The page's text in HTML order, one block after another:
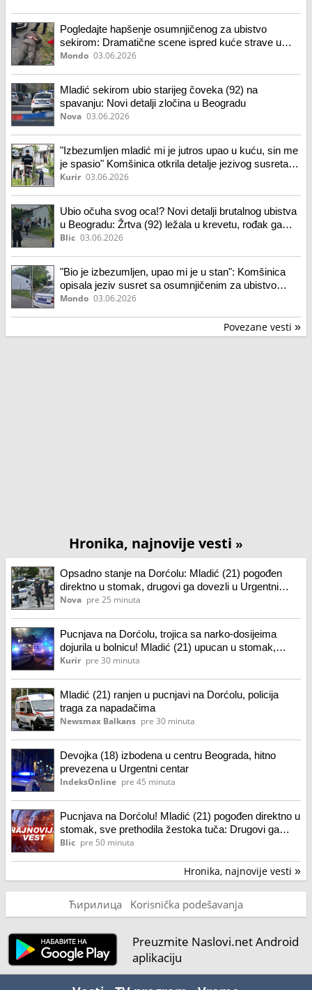
Pogledajte hapšenje osumnjičenog za ubistvo
sekirom: Dramatične scene ispred kuće strave u
centru Beograda (video)
Mondo 03.06.2026
Mladić sekirom ubio starijeg čoveka (92) na
spavanju: Novi detalji zločina u Beogradu
Nova 03.06.2026
"Izbezumljen mladić mi je jutros upao u kuću, sin me
je spasio" Komšinica otkrila detalje jezivog susreta
sa osumnjičenim za ubistvo starca: Možda bi i
Kurir 03.06.2026
Ubio očuha svog oca!? Novi detalji brutalnog ubistva
u Beogradu: Žrtva (92) ležala u krevetu, rođak ga
udario sekirom u glavu
Blic 03.06.2026
"Bio je izbezumljen, upao mi je u stan": Komšinica
opisala jeziv susret sa osumnjičenim za ubistvo
sekirom
Mondo 03.06.2026
Povezane vesti »
Hronika, najnovije vesti »
Opsadno stanje na Dorćolu: Mladić (21) pogođen
direktno u stomak, drugovi ga dovezli u Urgentni
centar
Nova pre 25 minuta
Pucnjava na Dorćolu, trojica sa narko-dosijeima
dojurila u bolnicu! Mladić (21) upucan u stomak,
policija pronašla čauru i metak
Kurir pre 30 minuta
Mladić (21) ranjen u pucnjavi na Dorćolu, policija
traga za napadačima
Newsmax Balkans pre 30 minuta
Devojka (18) izbodena u centru Beograda, hitno
prevezena u Urgentni centar
IndeksOnline pre 45 minuta
Pucnjava na Dorćolu! Mladić (21) pogođen direktno u
stomak, sve prethodila žestoka tuča: Drugovi ga
dovezli u Urgentni, policija češlja snimke sa kamera
Blic pre 50 minuta
Hronika, najnovije vesti »
Ћирилица Korisnička podešavanja
Preuzmite Naslovi.net Android
aplikaciju